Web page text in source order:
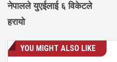
नेपालले युएईलाई ६ विकेटले
हरायो
YOU MIGHT ALSO LIKE